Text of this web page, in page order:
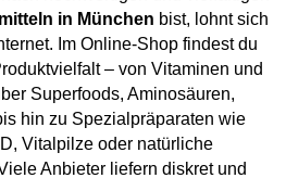
in München bist, lohnt sich
Im Online-Shop findest du
– von Vitaminen und
Superfoods, Aminosäuren,
hin zu Spezialpräparaten wie
Vitalpilze oder natürliche
Anbieter liefern diskret und